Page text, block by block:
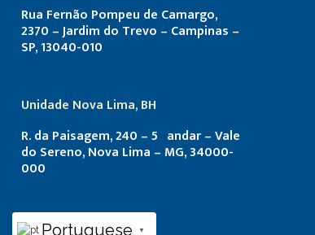
Rua Fernão Pompeu de Camargo,
2370 – Jardim do Trevo – Campinas –
SP, 13040-010
Unidade Nova Lima, BH
R. da Paisagem, 240 – 5º andar – Vale
do Sereno, Nova Lima – MG, 34000-
000
Portuguese ▼